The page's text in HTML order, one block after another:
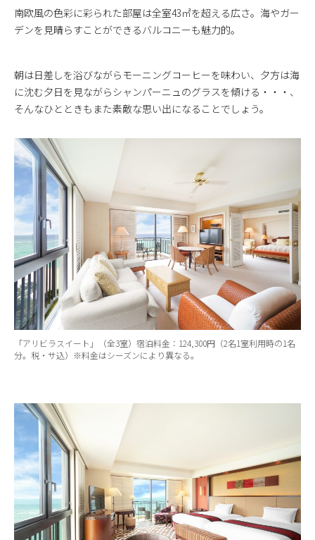
南欧風の色彩に彩られた部屋は全室43㎡を超える広さ。海やガー
デンを見晴らすことができるバルコニーも魅力的。
朝は日差しを浴びながらモーニングコーヒーを味わい、夕方は海
に沈む夕日を見ながらシャンパーニュのグラスを傾ける・・・、
そんなひとときもまた素敵な思い出になることでしょう。
「アリビラスイート」（全3室）宿泊料金：124,300円（2名1室利用時の1名
分。税・サ込）※料金はシーズンにより異なる。